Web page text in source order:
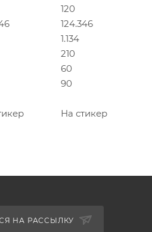
120
124.346
1.134
210
60
90
На стикер
НА РАССЫЛКУ